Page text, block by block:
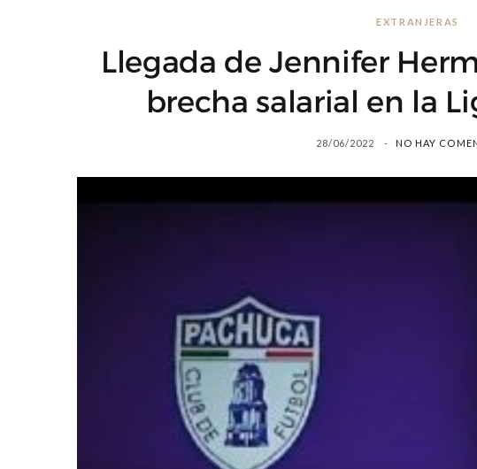
EXTRANJERAS
Llegada de Jennifer
brecha salarial en la
28/06/2022 NO HAY